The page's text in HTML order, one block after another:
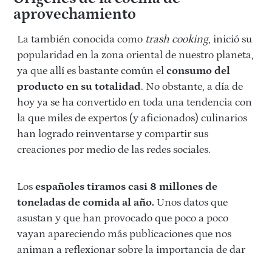
aprovechamiento
La también conocida como trash cooking, inició su
popularidad en la zona oriental de nuestro planeta,
ya que allí es bastante común el consumo del
producto en su totalidad. No obstante, a día de
hoy ya se ha convertido en toda una tendencia con
la que miles de expertos (y aficionados) culinarios
han logrado reinventarse y compartir sus
creaciones por medio de las redes sociales.
Los españoles tiramos casi 8 millones de
toneladas de comida al año. Unos datos que
asustan y que han provocado que poco a poco
vayan apareciendo más publicaciones que nos
animan a reflexionar sobre la importancia de dar